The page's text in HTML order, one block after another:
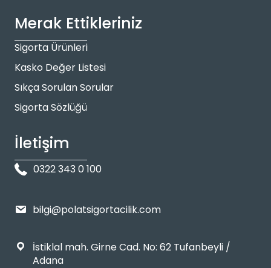
Merak Ettikleriniz
Sigorta Ürünleri
Kasko Değer Listesi
Sıkça Sorulan Sorular
Sigorta Sözlüğü
İletişim
0322 343 0 100
bilgi@polatsigortacilik.com
İstiklal mah. Girne Cad. No: 62 Tufanbeyli /
Adana